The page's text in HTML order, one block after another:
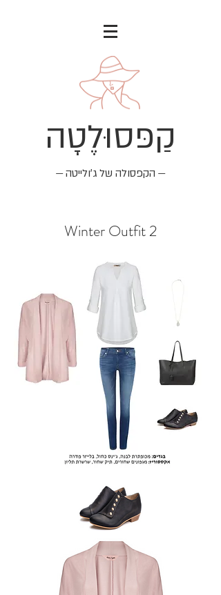
קַפּסוּלֶטָה
— הקפסולה של ג׳ולייטה —
Winter Outfit 2